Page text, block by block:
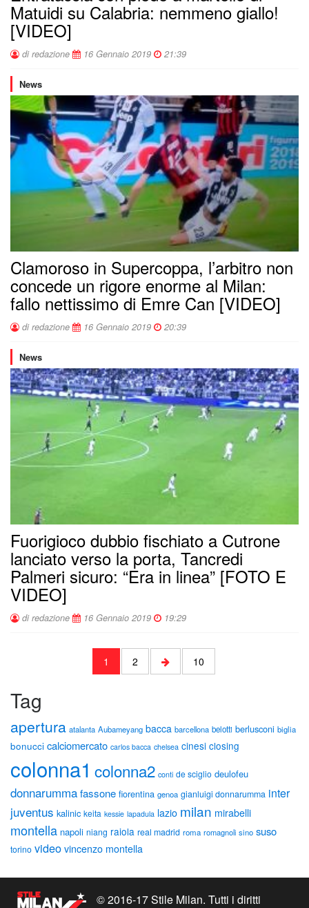
Matuidi su Calabria: nemmeno giallo!
[VIDEO]
di redazione 16 Gennaio 2019 21:39
News
Clamoroso in Supercoppa, l’arbitro non
concede un rigore enorme al Milan:
fallo nettissimo di Emre Can [VIDEO]
di redazione 16 Gennaio 2019 20:39
News
Fuorigioco dubbio fischiato a Cutrone
lanciato verso la porta, Tancredi
Palmeri sicuro: “Era in linea” [FOTO E
VIDEO]
di redazione 16 Gennaio 2019 19:29
1 2 10
Tag
apertura atalanta Aubameyang bacca barcellona belotti berlusconi biglia
bonucci calciomercato carlos bacca chelsea cinesi closing
colonna1 colonna2 conti de sciglio deulofeu
donnarummafassone fiorentina genoa gianluigi donnarumma inter
juventus kalinic keita kessie lapadula lazio milan mirabelli
montella napoli niang raiola real madrid roma romagnoli sino suso
torino video vincenzo montella
© 2016-17 Stile Milan. Tutti i diritti